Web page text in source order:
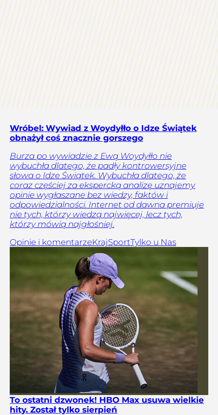
Wróbel: Wywiad z Woydyłło o Idze Świątek
obnażył coś znacznie gorszego
Burza po wywiadzie z Ewą Woydyłło nie
wybuchła dlatego, że padły kontrowersyjne
słowa o Idze Świątek. Wybuchła dlatego, że
coraz częściej za ekspercką analizę uznajemy
opinie wygłaszane bez wiedzy, faktów i
odpowiedzialności. Internet od dawna premiuje
nie tych, którzy wiedzą najwięcej, lecz tych,
którzy mówią najgłośniej.
Opinie i komentarzeKrajSportTylko u Nas
To ostatni dzwonek! HBO Max usuwa wielkie
hity. Został tylko sierpień